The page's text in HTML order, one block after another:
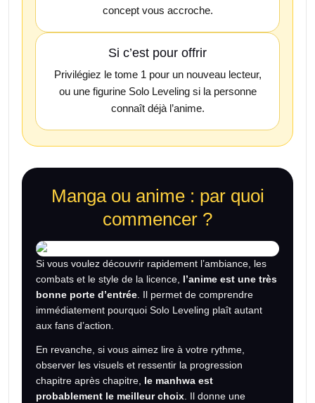
concept vous accroche.
Si c’est pour offrir
Privilégiez le tome 1 pour un nouveau lecteur,
ou une figurine Solo Leveling si la personne
connaît déjà l’anime.
Manga ou anime : par quoi
commencer ?
Si vous voulez découvrir rapidement l’ambiance, les
combats et le style de la licence,
l’anime est une très
bonne porte d’entrée. Il permet de comprendre
immédiatement pourquoi Solo Leveling plaît autant
aux fans d’action.
En revanche, si vous aimez lire à votre rythme,
observer les visuels et ressentir la progression
chapitre après chapitre, le manhwa est
probablement le meilleur choix. Il donne une